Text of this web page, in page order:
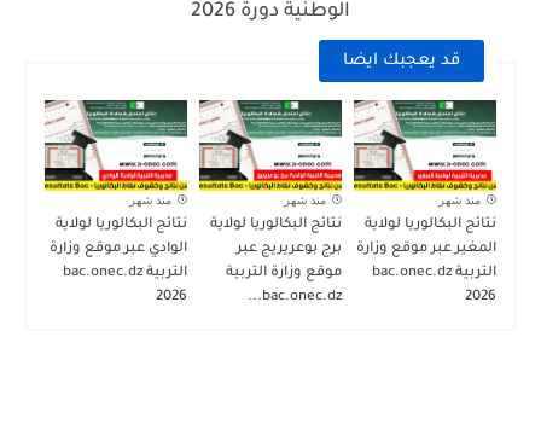
الوطنية دورة 2026
قد يعجبك ايضا
منذ شهر
نتائج البكالوريا لولاية
المغير عبر موقع وزارة
التربية bac.onec.dz
2026
منذ شهر
نتائج البكالوريا لولاية
برج بوعريريج عبر
موقع وزارة التربية
bac.onec.dz...
منذ شهر
نتائج البكالوريا لولاية
الوادي عبر موقع وزارة
التربية bac.onec.dz
2026